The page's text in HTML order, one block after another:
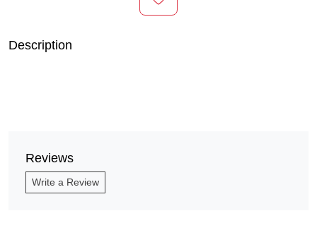
Description
Reviews
Write a Review